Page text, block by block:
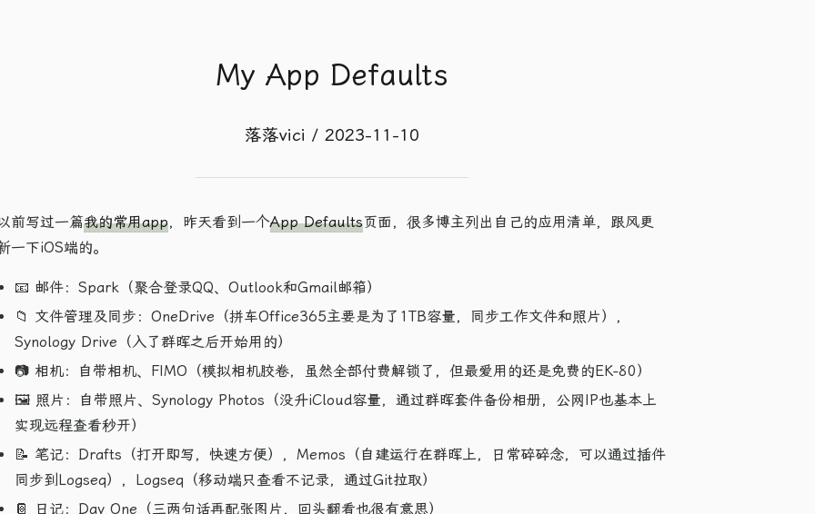
My App Defaults
落落vici / 2023-11-10
前写过一篇我的常用app，昨天看到一个App Defaults页面，很多博主列出自己的应用清单，跟风更
一下iOS端的。
📧 邮件：Spark（聚合登录QQ、Outlook和Gmail邮箱）
📁 文件管理及同步：OneDrive（拼车Office365主要是为了1TB容量，同步工作文件和照片），
Synology Drive（入了群晖之后开始用的）
📷 相机：自带相机、FIMO（模拟相机胶卷，虽然全部付费解锁了，但最爱用的还是免费的EK-80）
🖼 照片：自带照片、Synology Photos（没升iCloud容量，通过群晖套件备份相册，公网IP也基本上
实现远程查看秒开）
📝 笔记：Drafts（打开即写，快速方便），Memos（自建运行在群晖上，日常碎碎念，可以通过插件
同步到Logseq），Logseq（移动端只查看不记录，通过Git拉取）
📔 日记：Day One（三两句话再配张图片，回头翻看也很有意思）